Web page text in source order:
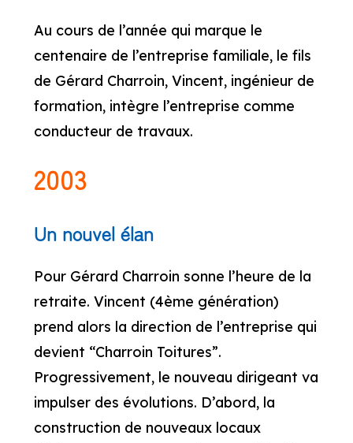
Au cours de l’année qui marque le
centenaire de l’entreprise familiale, le fils
de Gérard Charroin, Vincent, ingénieur de
formation, intègre l’entreprise comme
conducteur de travaux.
2003
Un nouvel élan
Pour Gérard Charroin sonne l’heure de la
retraite. Vincent (4ème génération)
prend alors la direction de l’entreprise qui
devient “Charroin Toitures”.
Progressivement, le nouveau dirigeant va
impulser des évolutions. D’abord, la
construction de nouveaux locaux